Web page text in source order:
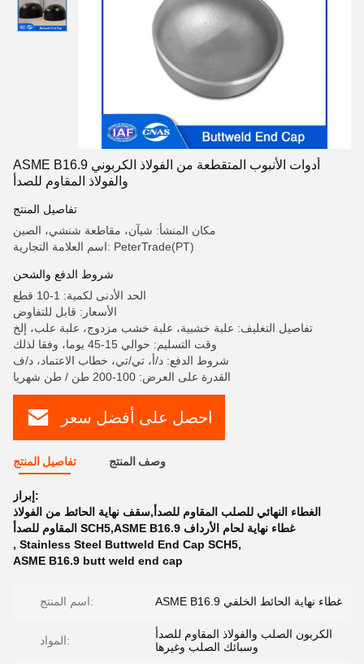
ASME B16.9 أدوات الأنبوب المتقطعة من الفولاذ الكربوني
والفولاذ المقاوم للصدأ
تفاصيل المنتج
مكان المنشأ: شيآن، مقاطعة شنشي، الصين
اسم العلامة التجارية: PeterTrade(PT)
شروط الدفع والشحن
الحد الأدنى لكمية: 1-10 قطع
الأسعار: قابل للتفاوض
تفاصيل التغليف: علبة خشبية، علبة خشب مزدوج، علبة علب، إلخ
وقت التسليم: حوالي 15-45 يوما، وفقا لذلك
شروط الدفع: د/أ، تي/تي، خطاب الاعتماد، د/ف
القدرة على العرض: 100-200 طن / طن شهريا
احصل على أفضل سعر
تفاصيل المنتج وصف المنتج
إبراز:
الغطاء النهائي للصلب المقاوم للصدأ,سقف نهاية الحائط من الفولاذ
المقاوم للصدأ SCH5,ASME B16.9 غطاء نهاية لحام الأرداف
, Stainless Steel Buttweld End Cap SCH5,
ASME B16.9 butt weld end cap
اسم المنتج: ASME B16.9 غطاء نهاية الحائط الخلفي
المواد:
الكربون الصلب والفولاذ المقاوم للصدأ
وسبائك الصلب وغيرها